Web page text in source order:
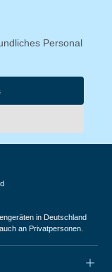
Personal
in Deutschland
an Privatpersonen.